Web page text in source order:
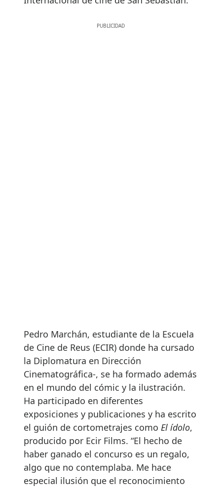
Pedro Marchán, estudiante de la Escuela
de Cine de Reus (ECIR) donde ha cursado
la Diplomatura en Dirección
Cinematográfica-, se ha formado además
en el mundo del cómic y la ilustración.
Ha participado en diferentes
exposiciones y publicaciones y ha escrito
el guión de cortometrajes como El ídolo,
producido por Ecir Films. “El hecho de
haber ganado el concurso es un regalo,
algo que no contemplaba. Me hace
especial ilusión que el reconocimiento